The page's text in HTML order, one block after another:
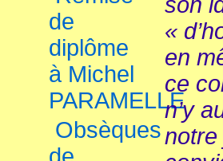
de
diplôme
à Michel
PARAMELLE
Obsèques
«
en
ce
n’y